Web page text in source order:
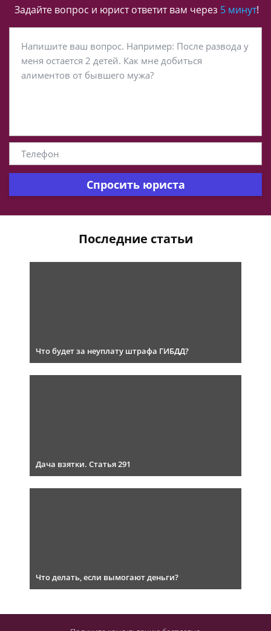
Задайте вопрос и юрист ответит вам через 5 минут!
Спросить юриста
Последние статьи
Что будет за неуплату штрафа ГИБДД?
Дача взятки. Статья 291
Что делать, если вымогают деньги?